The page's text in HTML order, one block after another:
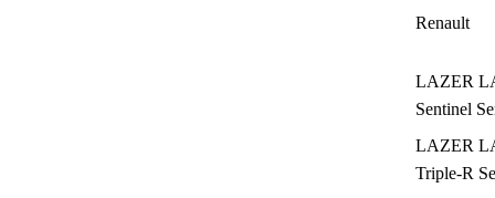
Renault
LAZER
Sentinel
LAZER
Triple-R